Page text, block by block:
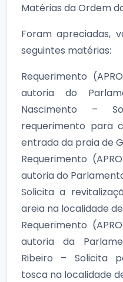
Matérias da Ordem
Foram apreciadas,
seguintes matérias:
Requerimento
autoria do
Nascimento –
requerimento para
entrada da praia de
Requerimento
autoria do
Solicita a
areia na localidade
Requerimento
autoria da
Ribeiro – Solicita
tosca na localidade